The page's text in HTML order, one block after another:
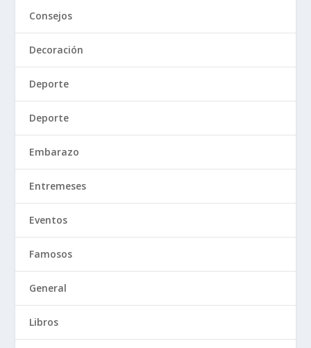
Consejos
Decoración
Deporte
Deporte
Embarazo
Entremeses
Eventos
Famosos
General
Libros